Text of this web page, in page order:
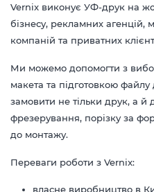
Vernix виконує УФ-друк на
бізнесу, рекламних агенцій,
компаній та приватних
Ми можемо допомогти з
макета та підготовкою
замовити не тільки друк, а й
фрезерування, порізку за
до монтажу.
Переваги роботи з Vernix:
власне виробництво в